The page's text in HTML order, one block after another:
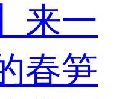
来一
春笋